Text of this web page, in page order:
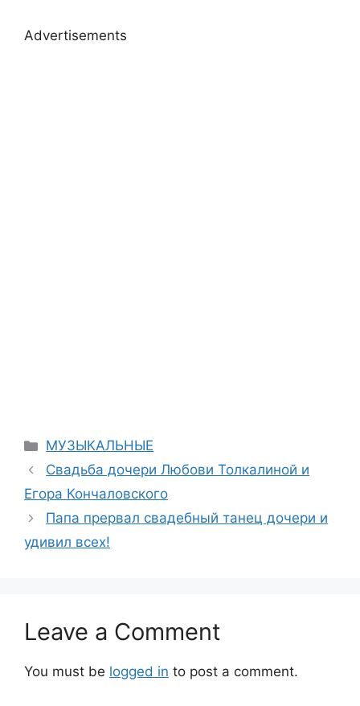
Advertisements
Categories
МУЗЫКАЛЬНЫЕ
Свадьба дочери Любови Толкалиной и
Егора Кончаловского
Папа прервал свадебный танец дочери и
удивил всех!
Leave a Comment
You must be logged in to post a comment.